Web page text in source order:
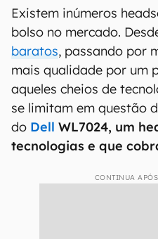
Existem inúmeros
bolso no mercado.
baratos, passando por
mais qualidade por um
aqueles cheios de
se limitam em questão
do Dell WL7024, um
tecnologias e que
CONTINUA